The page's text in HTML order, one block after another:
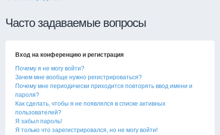
Часто задаваемые вопросы
Вход на конференцию и регистрация
Почему я не могу войти?
Зачем мне вообще нужно регистрироваться?
Почему мне периодически приходится повторять ввод имени и
пароля?
Как сделать, чтобы я не появлялся в списке активных
пользователей?
Я забыл пароль!
Я только что зарегистрировался, но не могу войти!